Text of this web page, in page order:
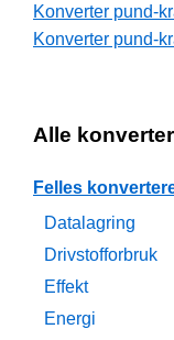
Konverter pund-
Konverter pund-
Alle
Felles
Datalagring
Drivstofforbruk
Effekt
Energi